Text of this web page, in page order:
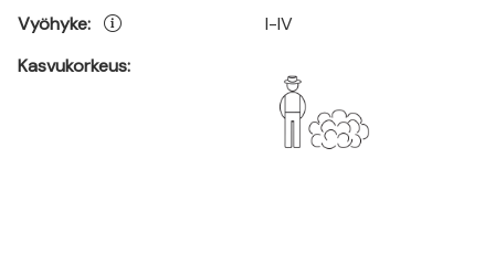
Vyöhyke:
Kasvukorkeus:
I-IV